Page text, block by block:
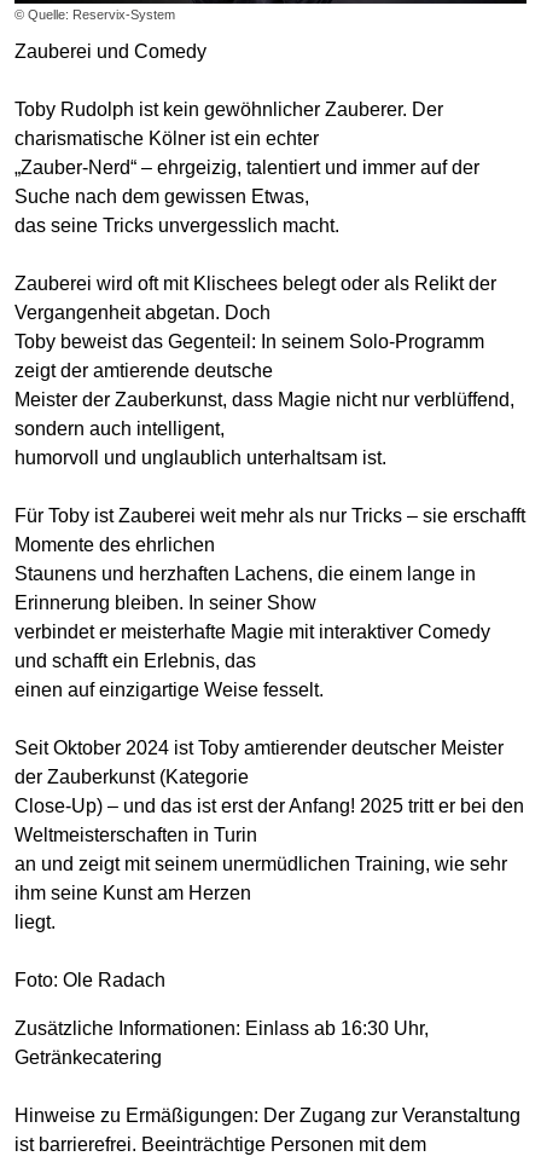
© Quelle: Reservix-System
Zauberei und Comedy
Toby Rudolph ist kein gewöhnlicher Zauberer. Der
charismatische Kölner ist ein echter
„Zauber-Nerd“ – ehrgeizig, talentiert und immer auf der
Suche nach dem gewissen Etwas,
das seine Tricks unvergesslich macht.
Zauberei wird oft mit Klischees belegt oder als Relikt der
Vergangenheit abgetan. Doch
Toby beweist das Gegenteil: In seinem Solo-Programm
zeigt der amtierende deutsche
Meister der Zauberkunst, dass Magie nicht nur verblüffend,
sondern auch intelligent,
humorvoll und unglaublich unterhaltsam ist.
Für Toby ist Zauberei weit mehr als nur Tricks – sie erschafft
Momente des ehrlichen
Staunens und herzhaften Lachens, die einem lange in
Erinnerung bleiben. In seiner Show
verbindet er meisterhafte Magie mit interaktiver Comedy
und schafft ein Erlebnis, das
einen auf einzigartige Weise fesselt.
Seit Oktober 2024 ist Toby amtierender deutscher Meister
der Zauberkunst (Kategorie
Close-Up) – und das ist erst der Anfang! 2025 tritt er bei den
Weltmeisterschaften in Turin
an und zeigt mit seinem unermüdlichen Training, wie sehr
ihm seine Kunst am Herzen
liegt.
Foto: Ole Radach
Zusätzliche Informationen: Einlass ab 16:30 Uhr,
Getränkecatering
Hinweise zu Ermäßigungen: Der Zugang zur Veranstaltung
ist barrierefrei. Beeinträchtige Personen mit dem